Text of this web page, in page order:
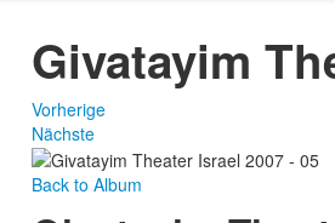
Givatayim
Vorherige
Nächste
Back to Album